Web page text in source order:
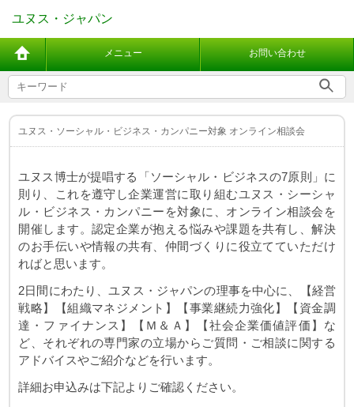
ユヌス・ジャパン
メニュー お問い合わせ
ユヌス・ソーシャル・ビジネス・カンパニー対象 オンライン相談会
ユヌス博士が提唱する「ソーシャル・ビジネスの7原則」に
則り、これを遵守し企業運営に取り組むユヌス・シーシャ
ル・ビジネス・カンパニーを対象に、オンライン相談会を
開催します。認定企業が抱える悩みや課題を共有し、解決
のお手伝いや情報の共有、仲間づくりに役立てていただけ
ればと思います。
2日間にわたり、ユヌス・ジャパンの理事を中心に、【経営
戦略】【組織マネジメント】【事業継続力強化】【資金調
達・ファイナンス】【Ｍ＆Ａ】【社会企業価値評価】な
ど、それぞれの専門家の立場からご質問・ご相談に関する
アドバイスやご紹介などを行います。
詳細お申込みは下記よりご確認ください。